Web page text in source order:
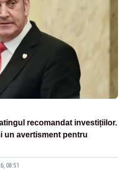
recomandat investițiilor.
un avertisment pentru
08:51